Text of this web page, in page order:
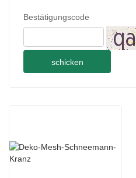
Bestätigungscode
schicken